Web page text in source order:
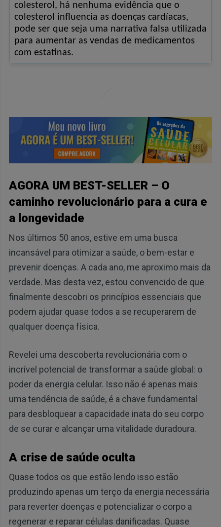
colesterol, há nenhuma evidência que o
colesterol influencia as doenças cardíacas,
pode ser que seja uma narrativa falsa utilizada
para aumentar as vendas de medicamentos
com estatinas.
AGORA UM BEST-SELLER – O
caminho revolucionário para a cura e
a longevidade
Nos últimos 50 anos, estive em uma busca
incansável para otimizar a saúde, o bem-estar e
prevenir doenças. A cada ano, me aproximo mais da
verdade. Mas desta vez, estou convencido de que
finalmente descobri os princípios essenciais que
podem ajudar quase todos a se recuperarem de
qualquer doença física.
Revelei uma descoberta revolucionária com o
incrível potencial de transformar a saúde global: o
poder da energia celular. Isso não é apenas mais
uma tendência de saúde, é a chave fundamental
para desbloquear a capacidade inata do seu corpo
de se curar e alcançar uma vitalidade duradoura.
A crise de saúde oculta
Quase todos os que estão lendo isso estão
produzindo apenas um terço da energia necessária
para reverter doenças e potencializar o corpo a
regenerar e reparar células danificadas. Quase